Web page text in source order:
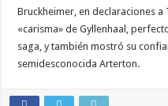
Bruckheimer, en declaraciones
«carisma» de Gyllenhaal,
saga, y también mostró su
semidesconocida Arterton.